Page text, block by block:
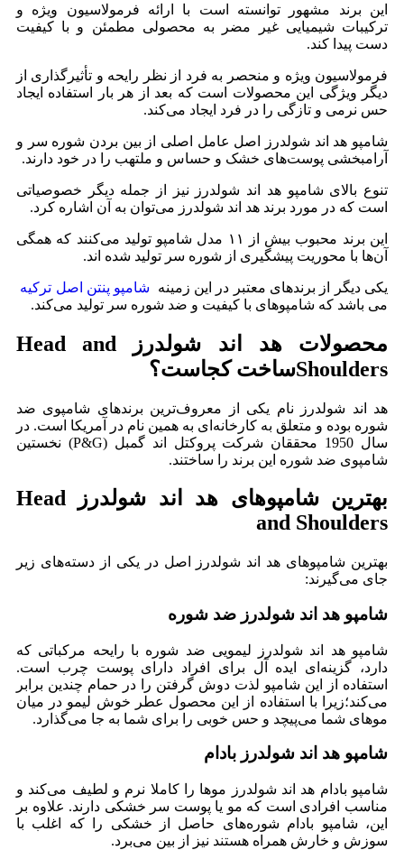
این برند مشهور توانسته است با ارائه فرمولاسیون ویژه و
ترکیبات شیمیایی غیر مضر به محصولی مطمئن و با کیفیت
دست پیدا کند.
فرمولاسیون ویژه و منحصر به فرد از نظر رایحه و تأثیرگذاری از
دیگر ویژگی این محصولات است که بعد از هر بار استفاده ایجاد
حس نرمی و تازگی را در فرد ایجاد می‌کند.
شامپو هد اند شولدرز اصل عامل اصلی از بین بردن شوره سر و
آرامبخشی پوست‌های خشک و حساس و ملتهب را در خود دارند.
تنوع بالای شامپو هد اند شولدرز نیز از جمله دیگر خصوصیاتی
است که در مورد برند هد‌ اند شولدرز می‌توان به آن اشاره کرد.
این برند محبوب بیش از ۱۱ مدل شامپو تولید می‌کنند که همگی
آن‌ها با محوریت پیشگیری از شوره سر تولید شده اند.
یکی دیگر از برندهای معتبر در این زمینه شامپو پنتن اصل ترکیه
می باشد که شامپوهای با کیفیت و ضد شوره سر تولید می‌کند.
محصولات هد اند شولدرز Head and
Shouldersساخت کجاست؟
هد اند شولدرز نام یکی از معروف‌ترین برندهای شامپوی ضد
شوره بوده و متعلق به کارخانه‌ای به همین نام در آمریکا است. در
سال 1950 محققان شرکت پروکتل اند گمبل (P&G) نخستین
شامپوی ضد شوره این برند را ساختند.
بهترین شامپوهای هد اند شولدرز Head
and Shoulders
بهترین شامپوهای هد اند شولدرز اصل در یکی از دسته‌های زیر
جای می‌گیرند:
شامپو هد اند شولدرز ضد شوره
شامپو هد اند شولدرز لیمویی ضد شوره با رایحه مرکباتی که
دارد، گزینه‌ای ایده آل برای افراد دارای پوست چرب است.
استفاده از این شامپو لذت دوش گرفتن را در حمام چندین برابر
می‌کند؛زیرا با استفاده از این محصول عطر خوش لیمو در میان
موهای شما می‌پیچد و حس خوبی را برای شما به جا می‌گذارد.
شامپو هد اند شولدرز بادام
شامپو بادام هد اند شولدرز موها را کاملا نرم و لطیف می‌کند و
مناسب افرادی است که مو یا پوست سر خشکی دارند. علاوه بر
این، شامپو بادام شوره‌های حاصل از خشکی را که اغلب با
سوزش و خارش همراه هستند نیز از بین می‌برد.